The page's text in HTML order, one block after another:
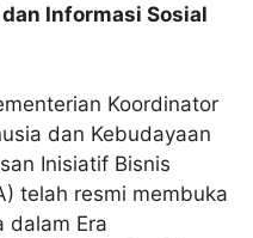
Informasi Sosial
Koordinator
dan Kebudayaan
Inisiatif Bisnis
telah resmi membuka
dalam Era